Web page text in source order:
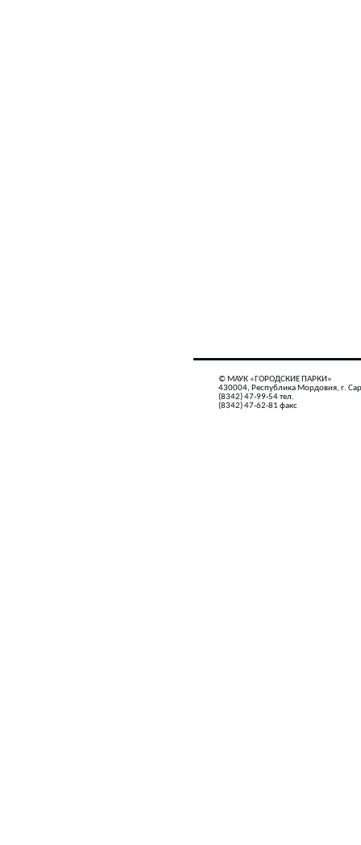
© МАУК «ГОРОДСКИЕ ПАРКИ»
430004, Республика Мордовия, г.
(8342) 47-99-54 тел.
(8342) 47-62-81 факс